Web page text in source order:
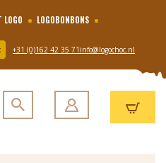
LOGO
LOGOBONBONS
+31 (0)162 42 35 71 info@logochoc.nl